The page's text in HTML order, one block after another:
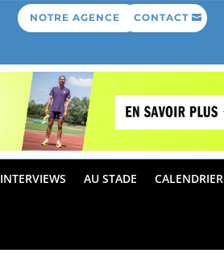
NOTRE AGENCE CONTACT
INTERVIEWS AU STADE CALENDRIER